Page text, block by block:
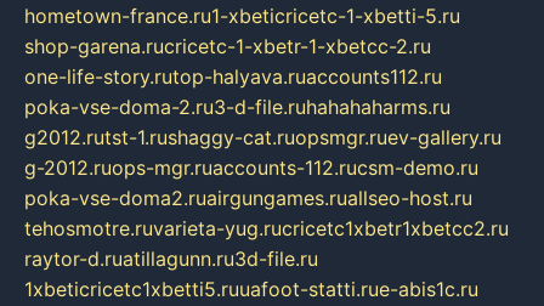
hometown-france.ru1-xbeticricetc-1-xbetti-5.ru
shop-garena.rucricetc-1-xbetr-1-xbetcc-2.ru
one-life-story.rutop-halyava.ruaccounts112.ru
poka-vse-doma-2.ru3-d-file.ruhahahaharms.ru
g2012.rutst-1.rushaggy-cat.ruopsmgr.ruev-gallery.ru
g-2012.ruops-mgr.ruaccounts-112.rucsm-demo.ru
poka-vse-doma2.ruairgungames.ruallseo-host.ru
tehosmotre.ruvarieta-yug.rucricetc1xbetr1xbetcc2.ru
raytor-d.ruatillagunn.ru3d-file.ru
1xbeticricetc1xbetti5.ruuafoot-statti.rue-abis1c.ru